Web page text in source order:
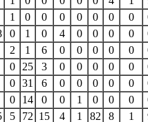
1 0 0 0 0 0 0 0
0 1 0 4 0 0 0 0
2 1 6 0 0 0 0 0
0 25 3 0 0 0 0 0
0 31 6 0 0 0 0 0
0 14 0 0 1 0 0 0
5 72 15 4 1 82 8 1